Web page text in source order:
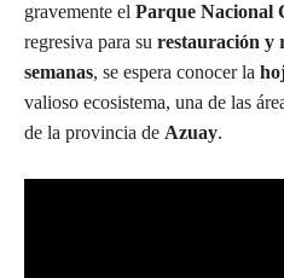
gravemente el Parque Nacional
regresiva para su restauración y
semanas, se espera conocer la
valioso ecosistema, una de las
de la provincia de Azuay.